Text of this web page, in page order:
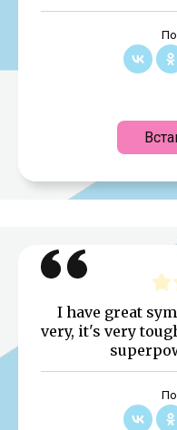
I have great
very, it's very